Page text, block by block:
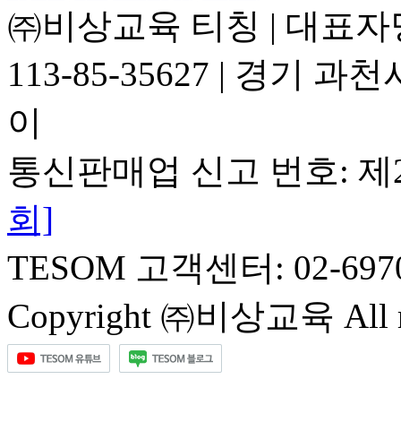
㈜비상교육 티칭 | 대표
113-85-35627 | 경기 과천
이
통신판매업 신고 번호:
회]
TESOM 고객센터: 02-
Copyright ㈜비상교육 All